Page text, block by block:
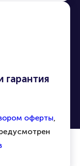
гарантия
оферты,